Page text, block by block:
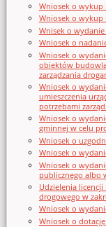
Wniosek o
Wniosek o wykup
Wnisek o
Wniosek o
Wniosek o
obiektów
zarządzania
Wniosek o
umieszczenia
potrzebami
Wniosek o
gminnej w celu
Wniosek o
Wniosek o
Wniosek o
publicznego albo
Udzielenia
drogowego w
Wniosek o
Wniosek o